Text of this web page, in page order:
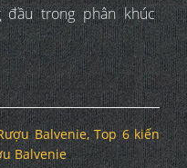
đầu trong phân khúc
Balvenie, Top 6 kiến
Balvenie